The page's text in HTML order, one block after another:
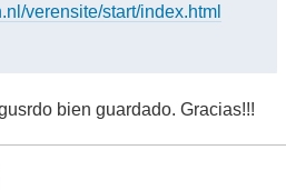
verensite/start/index.html
bien guardado. Gracias!!!